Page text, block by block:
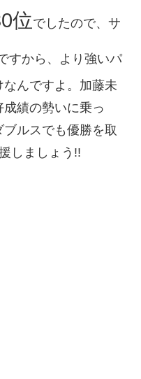
位でしたので、サ
すから、より強いパ
んですよ。加藤未
績の勢いに乗っ
ルスでも優勝を取
しましょう!!